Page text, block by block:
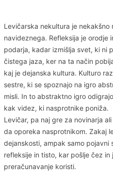
Levičarska nekultura je nekakšno
navideznega. Refleksija je orodje
podarja, kadar izmišlja svet, ki ni
čistega jaza, ker na ta način
kaj je dejanska kultura. Kulturo
sestre, ki se spoznajo na igro
misli. In to abstraktno igro
kak videz, ki nasprotnike poniža.
Levičar, pa naj gre za novinarja
da oporeka nasprotnikom. Zakaj
dejanskosti, ampak samo pojavni
refleksije in tisto, kar pošlje čez in
preračunavanje koristi.